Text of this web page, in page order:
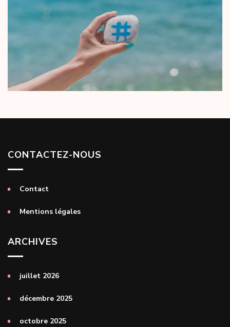
CONTACTEZ-NOUS
Contact
Mentions légales
ARCHIVES
juillet 2026
décembre 2025
octobre 2025